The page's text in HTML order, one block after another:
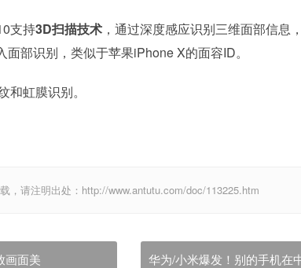
支持3D扫描技术 ，通过深度感应识别三维面部信息
部识别，类似于苹果iPhone X的面容ID。
虹膜识别。
，请注明出处：http://www.antutu.com/doc/113225.htm
画面美 华为/小米爆发！别的手机在